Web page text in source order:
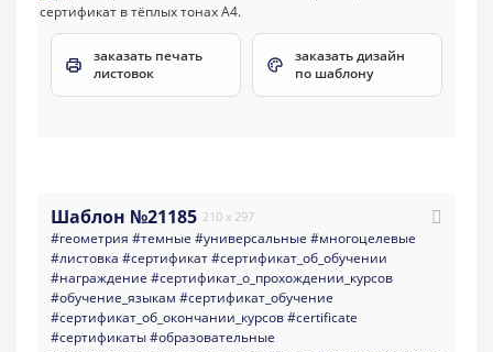
заказать печать
листовок
заказать дизайн
по шаблону
Шаблон №21185 210 x 297
#геометрия #темные #универсальные #многоцелевые
#листовка #сертификат#сертификат_об_обучении
#награждение #сертификат_о_прохождении_курсов
#обучение_языкам #сертификат_обучение
#сертификат_об_окончании_курсов#certificate
#сертификаты#образовательные